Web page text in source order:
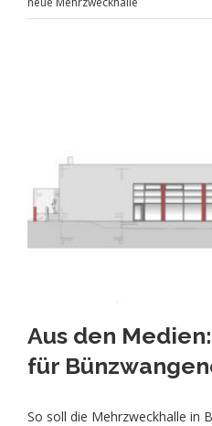
Aus den
für
So soll die Mehrzweckhalle in